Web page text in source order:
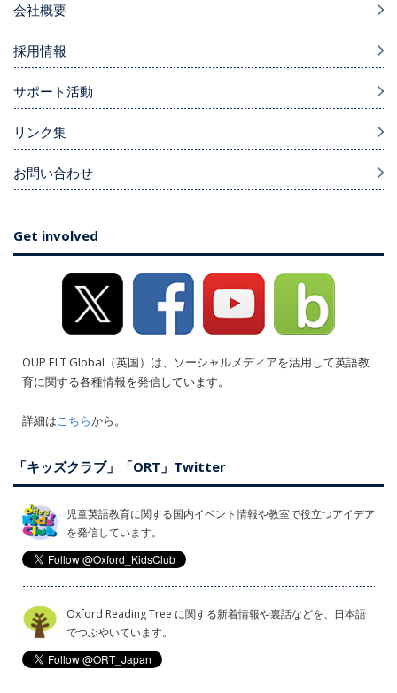
会社概要
採用情報
サポート活動
リンク集
お問い合わせ
Get involved
OUP ELT Global（英国）は、ソーシャルメディアを活用して英語教
育に関する各種情報を発信しています。
詳細はこちらから。
「キッズクラブ」「ORT」Twitter
児童英語教育に関する国内イベント情報や教室で役立つアイデア
を発信しています。
Oxford Reading Tree に関する新着情報や裏話などを、日本語
でつぶやいています。